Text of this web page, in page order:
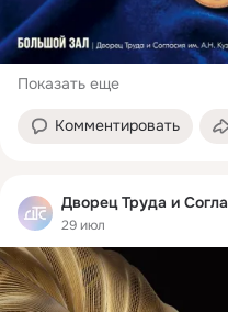
Показать еще
Комментировать
Дворец Труда и
29 июл